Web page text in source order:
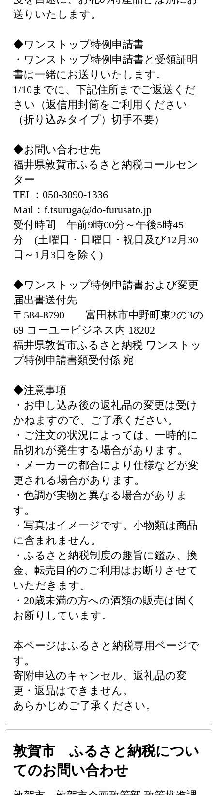
送りいたします。
◆ワンストップ特例申請書
・ワンストップ特例申請書と受領証明
書は一緒にお送りいたします。
1/10までに、下記住所までご返送くだ
さい（返信用封筒をご利用ください
（折り込みタイプ）切手不要）
◆お問い合わせ先
福井県敦賀市ふるさと納税コールセン
ター
TEL：050-3090-1336
Mail：f.tsuruga@do-furusato.jp
受付時間 午前9時00分～午後5時45
分 (土曜日・日曜日・祝日及び12月30
日～1月3日を除く)
◆ワンストップ特例申請書および変更
届出書送付先
〒584-8790 富田林市中野町東2の3の
69 コーユービジネス内 18202
福井県敦賀市ふるさと納税 ワンストッ
プ特例申請書類受付係 宛
◆注意事項
・お申し込み後の返礼品の変更は受け
かねますので、ご了承ください。
・ご注文の状況によっては、一時的に
品切れが発生する場合があります。
・メーカーの都合により仕様などが変
更される場合があります。
・色調が実物と異なる場合がありま
す。
・写真はイメージです。小物類は商品
に含まれません。
・ふるさと納税制度の趣旨に鑑み、換
金、転売目的のご利用はお断りさせて
いただきます。
・20歳未満の方への酒類の販売は固く
お断りしています。
本ページはふるさと納税専用ページで
す。
寄附申込のキャンセル、返礼品の変
更・返品はできません。
あらかじめご了承ください。
敦賀市 ふるさと納税につい
てのお問い合わせ